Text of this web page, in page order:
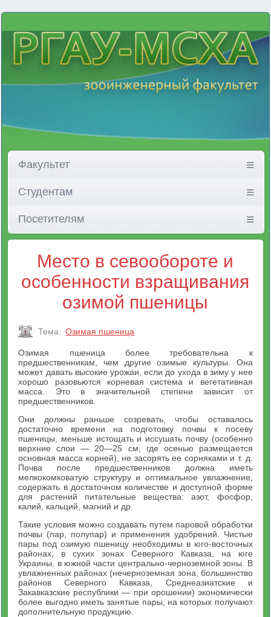
Факультет
Студентам
Посетителям
Место в севообороте и
особенности взращивания
озимой пшеницы
Тема: Озимая пшеница
Озимая пшеница более требовательна к
предшественникам, чем другие озимые культуры. Она
может давать высокие урожаи, если до ухода в зиму у нее
хорошо разовьются корневая система и вегетативная
масса. Это в значительной степени зависит от
предшественников.
Они должны раньше созревать, чтобы оставалось
достаточно времени на подготовку почвы к посеву
пшеницы, меньше истощать и иссушать почву (особенно
верхние слои — 20—25 см, где осенью размещается
основная масса корней), не засорять ее сорняками и т. д.
Почва после предшественников должна иметь
мелкокомковатую структуру и оптимальное увлажнение,
содержать в достаточном количестве и доступной форме
для растений питательные вещества: азот, фосфор,
калий, кальций, магний и др.
Такие условия можно создавать путем паровой обработки
почвы (пар, полупар) и применения удобрений. Чистые
пары под озимую пшеницу необходимы в юго-восточных
районах, в сухих зонах Северного Кавказа, на юге
Украины, в южной части центрально-черноземной зоны. В
увлажненных районах (нечерноземная зона, большинство
районов Северного Кавказа, Среднеазиатские и
Закавказские республики — при орошении) экономически
более выгодно иметь занятые пары, на которых получают
дополнительную продукцию.